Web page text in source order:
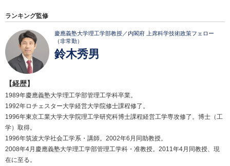
ランキング監修
慶應義塾大学理工学部教授／内閣府 上席科学技術政策フェロー
（非常勤）
鈴木秀男
【経歴】
1989年慶應義塾大学理工学部管理工学科卒業。
1992年ロチェスター大学経営大学院修士課程修了。
1996年東京工業大学大学院理工学研究科博士課程経営工学専攻修了。博士（工
学）取得。
1996年筑波大学社会工学系・講師。2002年6月同助教授。
2008年4月慶應義塾大学理工学部管理工学科・准教授。2011年4月同教授、現
在に至る。